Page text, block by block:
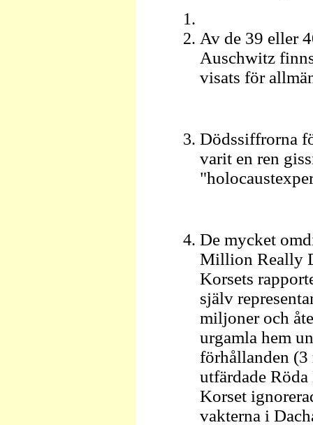
Av de 39 eller
Auschwitz
visats för
Dödssiffrorna
varit en ren
De mycket
Million Really
Korsets
själv
miljoner och
urgamla hem
förhållanden
utfärdade
Korset
vakterna i